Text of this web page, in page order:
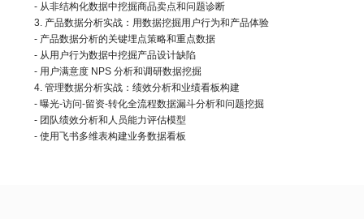
- 从非结构化数据中挖掘商品卖点和问题诊断
3. 产品数据分析实战：用数据挖掘用户行为和产品体验
- 产品数据分析的关键埋点策略和重点数据
- 从用户行为数据中挖掘产品设计缺陷
- 用户满意度 NPS 分析和调研数据挖掘
4. 管理数据分析实战：绩效分析和业绩看板构建
- 曝光-访问-留资-转化全流程数据漏斗分析和问题挖掘
- 团队绩效分析和人员能力评估模型
- 使用飞书多维表构建业务数据看板